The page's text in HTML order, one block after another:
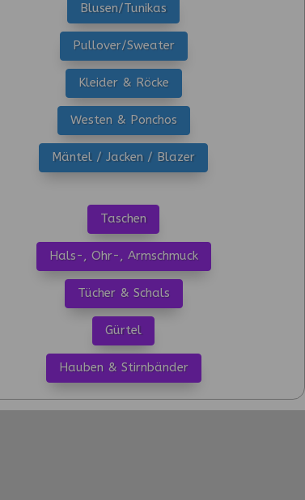
Blusen/Tunikas
Pullover/Sweater
Kleider & Röcke
Westen & Ponchos
Mäntel / Jacken / Blazer
Taschen
Hals-, Ohr-, Armschmuck
Tücher & Schals
Gürtel
Hauben & Stirnbänder